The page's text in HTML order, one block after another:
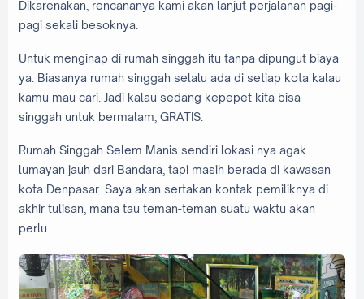
Dikarenakan, rencananya kami akan lanjut perjalanan pagi-
pagi sekali besoknya.
Untuk menginap di rumah singgah itu tanpa dipungut biaya
ya. Biasanya rumah singgah selalu ada di setiap kota kalau
kamu mau cari. Jadi kalau sedang kepepet kita bisa
singgah untuk bermalam, GRATIS.
Rumah Singgah Selem Manis sendiri lokasi nya agak
lumayan jauh dari Bandara, tapi masih berada di kawasan
kota Denpasar. Saya akan sertakan kontak pemiliknya di
akhir tulisan, mana tau teman-teman suatu waktu akan
perlu.